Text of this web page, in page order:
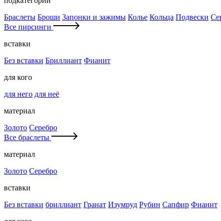
Браслеты Броши Запонки и зажимы Колье Кольца Подвески
Все пирсинги
вставки
Без вставки Бриллиант Фианит
для кого
для него для неё
материал
Золото Серебро
Все браслеты
материал
Золото Серебро
вставки
Без вставки бриллиант Гранат Изумруд Рубин Сапфир Фианит